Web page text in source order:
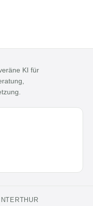
KI für